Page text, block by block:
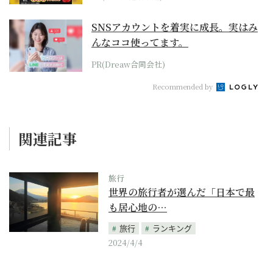
SNSアカウントを着実に成長。実はみ
んなココ使ってます。
PR(Dreaw合同会社)
Recommended by
関連記事
旅行
世界の旅行者が選んだ「日本で最
も居心地の…
旅行
ランキング
2024/4/4